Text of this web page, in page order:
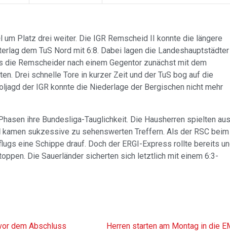
Platz drei weiter. Die IGR Remscheid II konnte die längere
dem TuS Nord mit 6:8. Dabei lagen die Landeshauptstädter
Remscheider nach einem Gegentor zunächst mit dem
Drei schnelle Tore in kurzer Zeit und der TuS bog auf die
der IGR konnte die Niederlage der Bergischen nicht mehr
ihre Bundesliga-Tauglichkeit. Die Hausherren spielten aus
sukzessive zu sehenswerten Treffern. Als der RSC beim
eine Schippe drauf. Doch der ERGI-Express rollte bereits
Die Sauerländer sicherten sich letztlich mit einem 6:3-
dem Abschluss Herren starten am Montag in die